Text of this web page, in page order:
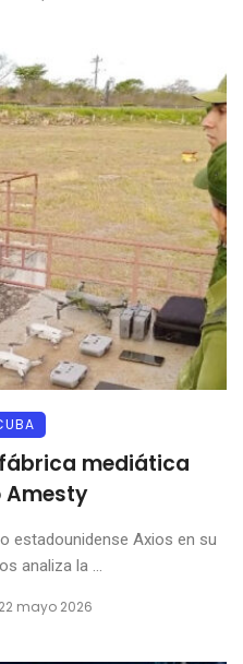
mediática
Amesty
estadounidense Axios en su
analiza la ...
22 mayo 2026